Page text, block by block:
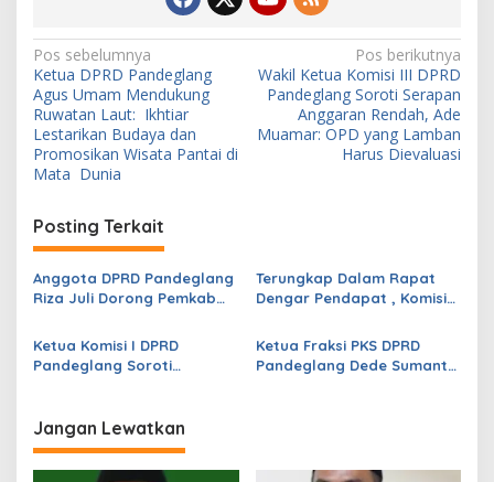
N
a
v
i
g
a
s
i
p
o
s
Pos sebelumnya
Ketua DPRD Pandeglang
Agus Umam Mendukung
Ruwatan Laut: Ikhtiar
Lestarikan Budaya dan
Promosikan Wisata Pantai di
Mata Dunia
Pos berikutnya
Wakil Ketua Komisi III DPRD
Pandeglang Soroti Serapan
Anggaran Rendah, Ade
Muamar: OPD yang Lamban
Harus Dievaluasi
Posting Terkait
Anggota DPRD Pandeglang
Riza Juli Dorong Pemkab
Kemampuan Fiskal Daerah
Bisa Meningkat
Terungkap Dalam Rapat
Dengar Pendapat , Komisi
Soroti Anggaran
Konstruksi pada
Dindikpora Senilai Rp5
Ketua Komisi I DPRD
Pandeglang Soroti
Program Segera
Dipercepat
Ketua Fraksi PKS DPRD
Pandeglang Dede Sumantri
Jangan Lewatkan